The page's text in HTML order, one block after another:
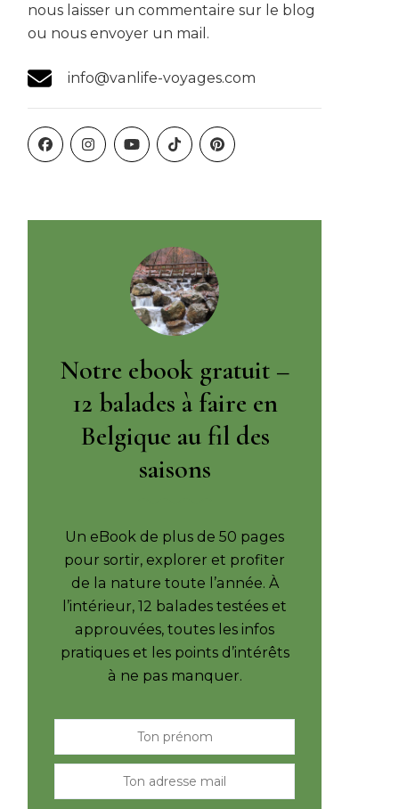
nous laisser un commentaire sur le blog
ou nous envoyer un mail.
info@vanlife-voyages.com
Notre ebook gratuit –
12 balades à faire en
Belgique au fil des
saisons
Un eBook de plus de 50 pages
pour sortir, explorer et profiter
de la nature toute l’année. À
l’intérieur, 12 balades testées et
approuvées, toutes les infos
pratiques et les points d’intérêts
à ne pas manquer.